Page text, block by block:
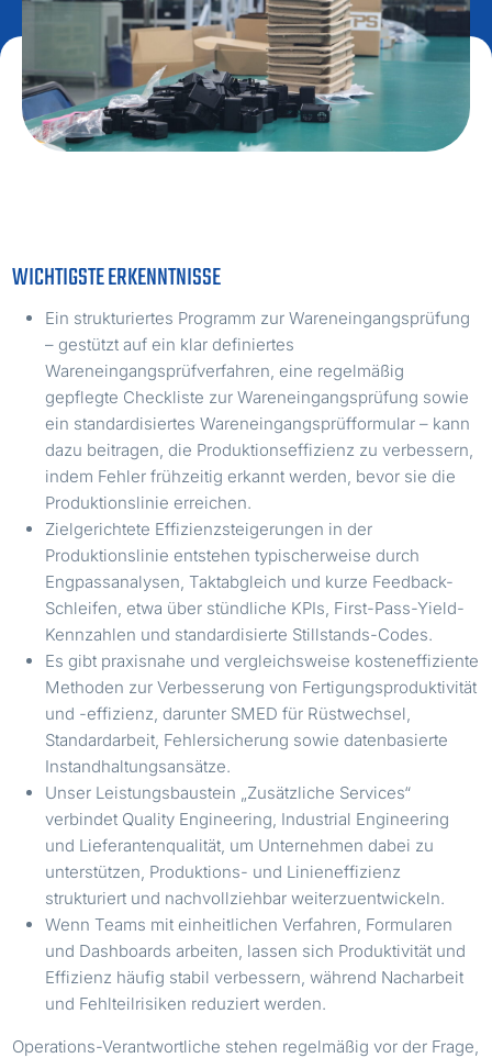
WICHTIGSTE ERKENNTNISSE
Ein strukturiertes Programm zur Wareneingangsprüfung
– gestützt auf ein klar definiertes
Wareneingangsprüfverfahren, eine regelmäßig
gepflegte Checkliste zur Wareneingangsprüfung sowie
ein standardisiertes Wareneingangsprüfformular – kann
dazu beitragen, die Produktionseffizienz zu verbessern,
indem Fehler frühzeitig erkannt werden, bevor sie die
Produktionslinie erreichen.
Zielgerichtete Effizienzsteigerungen in der
Produktionslinie entstehen typischerweise durch
Engpassanalysen, Taktabgleich und kurze Feedback-
Schleifen, etwa über stündliche KPIs, First-Pass-Yield-
Kennzahlen und standardisierte Stillstands-Codes.
Es gibt praxisnahe und vergleichsweise kosteneffiziente
Methoden zur Verbesserung von Fertigungsproduktivität
und -effizienz, darunter SMED für Rüstwechsel,
Standardarbeit, Fehlersicherung sowie datenbasierte
Instandhaltungsansätze.
Unser Leistungsbaustein „Zusätzliche Services“
verbindet Quality Engineering, Industrial Engineering
und Lieferantenqualität, um Unternehmen dabei zu
unterstützen, Produktions- und Linieneffizienz
strukturiert und nachvollziehbar weiterzuentwickeln.
Wenn Teams mit einheitlichen Verfahren, Formularen
und Dashboards arbeiten, lassen sich Produktivität und
Effizienz häufig stabil verbessern, während Nacharbeit
und Fehlteilrisiken reduziert werden.
Operations-Verantwortliche stehen regelmäßig vor der Frage,